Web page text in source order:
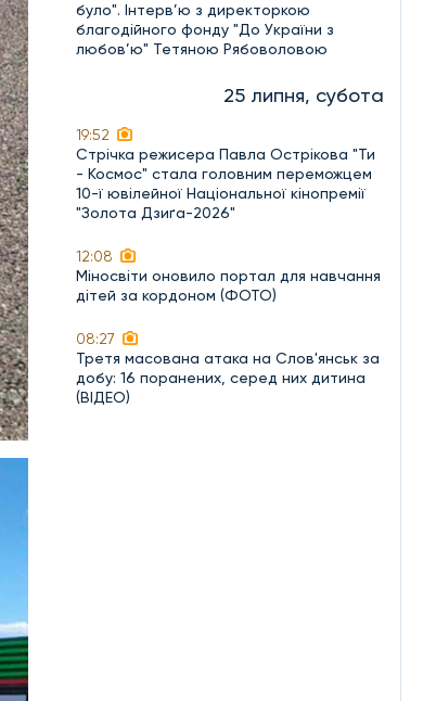
було". Інтерв’ю з директоркою
благодійного фонду "До України з
любов’ю" Тетяною Рябоволовою
25 липня, субота
19:52
Стрічка режисера Павла Острікова "Ти
- Космос" стала головним переможцем
10-ї ювілейної Національної кінопремії
"Золота Дзиґа-2026"
12:08
Міносвіти оновило портал для навчання
дітей за кордоном (ФОТО)
08:27
Третя масована атака на Слов'янськ за
добу: 16 поранених, серед них дитина
(ВІДЕО)